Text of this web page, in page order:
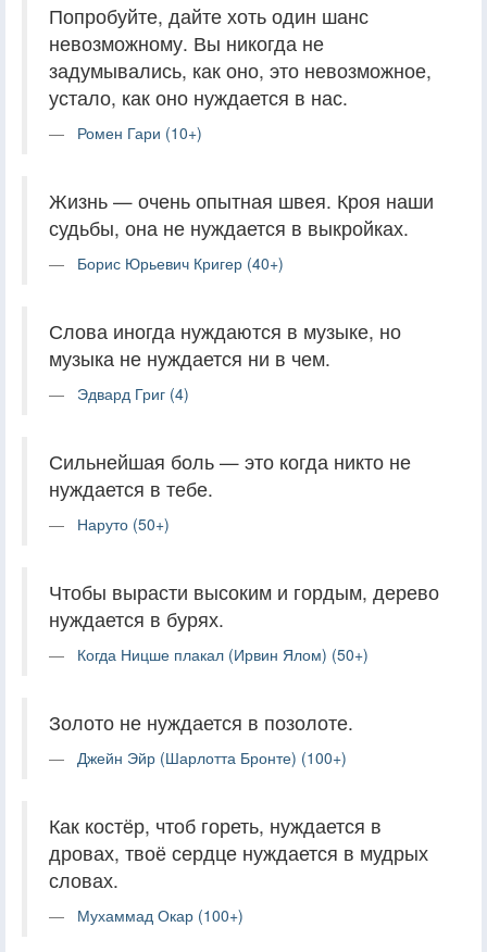
Попробуйте, дайте хоть один шанс
невозможному. Вы никогда не
задумывались, как оно, это невозможное,
устало, как оно нуждается в нас.
Ромен Гари (10+)
Жизнь — очень опытная швея. Кроя наши
судьбы, она не нуждается в выкройках.
Борис Юрьевич Кригер (40+)
Слова иногда нуждаются в музыке, но
музыка не нуждается ни в чем.
Эдвард Григ (4)
Сильнейшая боль — это когда никто не
нуждается в тебе.
Наруто (50+)
Чтобы вырасти высоким и гордым, дерево
нуждается в бурях.
Когда Ницше плакал (Ирвин Ялом) (50+)
Золото не нуждается в позолоте.
Джейн Эйр (Шарлотта Бронте) (100+)
Как костёр, чтоб гореть, нуждается в
дровах, твоё сердце нуждается в мудрых
словах.
Мухаммад Окар (100+)